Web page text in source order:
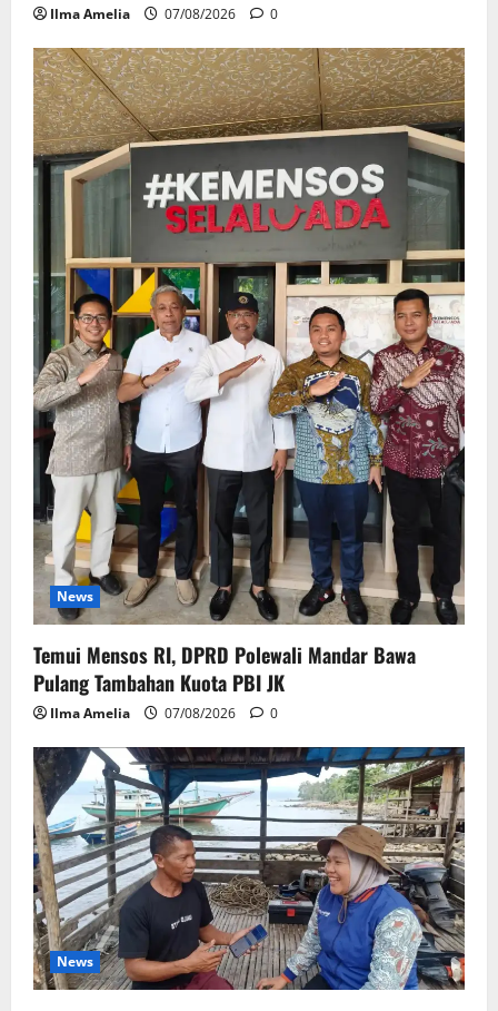
Ilma Amelia 07/08/2026 0
News
Temui Mensos RI, DPRD Polewali Mandar Bawa
Pulang Tambahan Kuota PBI JK
Ilma Amelia 07/08/2026 0
News